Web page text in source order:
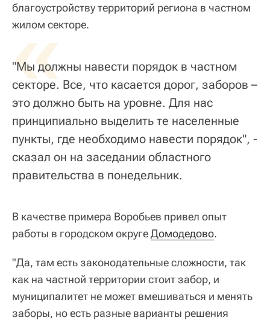
благоустройству территорий региона в частном
жилом секторе.
«
"Мы должны навести порядок в частном
секторе. Все, что касается дорог, заборов –
это должно быть на уровне. Для нас
принципиально выделить те населенные
пункты, где необходимо навести порядок", -
сказал он на заседании областного
правительства в понедельник.
В качестве примера Воробьев привел опыт
работы в городском округеДомодедово.
"Да, там есть законодательные сложности, так
как на частной территории стоит забор, и
муниципалитет не может вмешиваться и менять
заборы, но есть разные варианты решения